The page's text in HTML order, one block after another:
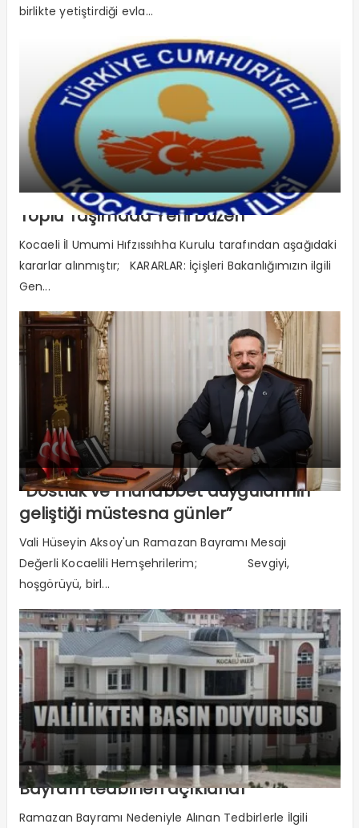
birlikte yetiştirdiği evla...
Toplu Taşımada Yeni Düzen
Kocaeli İl Umumi Hıfzıssıhha Kurulu tarafından aşağıdaki
kararlar alınmıştır; KARARLAR: İçişleri Bakanlığımızın ilgili
Gen...
“Dostluk ve muhabbet duygularının
geliştiği müstesna günler”
Vali Hüseyin Aksoy'un Ramazan Bayramı Mesajı
Değerli Kocaelili Hemşehrilerim; Sevgiyi,
hoşgörüyü, birl...
Bayram tedbirleri açıklandı
Ramazan Bayramı Nedeniyle Alınan Tedbirlerle İlgili